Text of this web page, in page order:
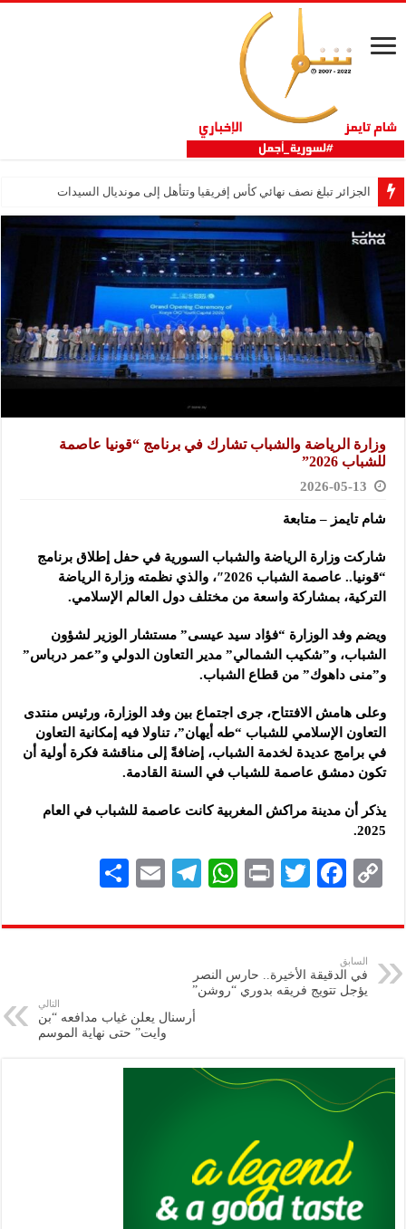
الجزائر تبلغ نصف نهائي كأس إفريقيا وتتأهل إلى مونديال السيدات
وزارة الرياضة والشباب تشارك في برنامج “قونيا ‏عاصمة
للشباب 2026‏”
2026-05-13
شام تايمز – متابعة
شاركت وزارة الرياضة والشباب السورية في حفل إطلاق ‏برنامج
“قونيا.. عاصمة الشباب 2026″، والذي نظمته وزارة ‏الرياضة
التركية، بمشاركة واسعة من مختلف دول العالم ‏الإسلامي‎.‎
ويضم وفد الوزارة “فؤاد سيد عيسى” مستشار الوزير لشؤون
‏الشباب، و”شكيب الشمالي” مدير التعاون الدولي و”عمر درباس”
‏و”منى داهوك” من قطاع الشباب‎.‎
وعلى هامش الافتتاح، جرى اجتماع بين وفد الوزارة، ورئيس ‏منتدى
التعاون الإسلامي للشباب “طه أيهان”، تناولا فيه إمكانية ‏التعاون
في برامج عديدة لخدمة الشباب، إضافةً إلى مناقشة فكرة أولية أن
تكون دمشق عاصمة للشباب في السنة القادمة‎.‎
يذكر أن مدينة مراكش المغربية كانت عاصمة للشباب في ‏العام
2025‌‎.
C
p
y
Li
F
eb
oo
k
T
tt
P
nt
W
at
A
p
Te
gr
E
ai
ar
السابق
في الدقيقة الأخيرة.. حارس النصر
يؤجل تتويج فريقه بدوري “روشن”
التالي
أرسنال يعلن غياب مدافعه “بن
وايت” حتى نهاية الموسم